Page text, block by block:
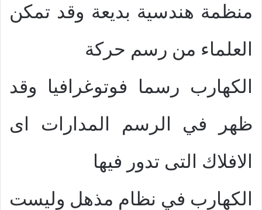
منظمة هندسية بديعة وقد تمكن
العلماء من رسم حركة
الكهارب رسما فوتوغرافيا وقد
ظهر في الرسم المدارات اى
الافلاك التى تدور فيها
الكهارب في نظام مذهل وليست